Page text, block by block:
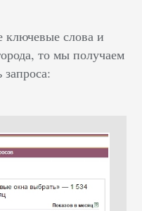
слова и
то мы получаем